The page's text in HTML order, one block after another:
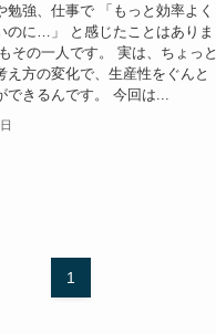
勉強、仕事で 「もっと効率よく
のに…」 と感じたことはありま
その一人です。 実は、ちょっと
え方の変化で、生産性をぐんと
できるんです。 今回は...
1